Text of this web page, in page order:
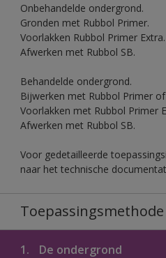
Onbehandelde ondergrond.
Gronden met Rubbol Primer.
Voorlakken Rubbol Primer Extra.
Afwerken met Rubbol SB.
Behandelde ondergrond.
Bijwerken met Rubbol Primer
Voorlakken met Rubbol Primer
Afwerken met Rubbol SB.
Voor gedetailleerde
naar het technische
Toepassingsmethode
1. De ondergrond